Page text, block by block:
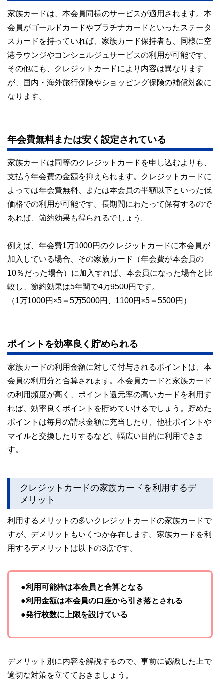
家族カードは、本会員同様のサービスが適用されます。本
会員がゴールドカードやプラチナカードといったステータ
スカードを持っていれば、家族カード保持者も、同様に空
港ラウンジやコンシェルジュサービスの利用が可能です。
その他にも、クレジットカードにより内容は異なります
が、国内・海外旅行保険やショッピング保険の補償対象に
なります。
年会費無料または安く設定されている
家族カードは同等のクレジットカードを申し込むよりも、
支払う年会費の金額を抑えられます。クレジットカードに
よっては年会費無料、または本会員の半額以下といった低
価格での利用が可能です。長期間にわたって保有するので
あれば、節約効果も得られるでしょう。
例えば、年会費1万1000円のクレジットカードに本会員が
加入している場合、その家族カード（年会費が本会員の
10％だった場合）に加入すれば、本会員になった場合と比
較し、節約効果は5年間で4万9500円です。
（1万1000円×5＝5万5000円、1100円×5＝5500円）
ポイントを効率良く貯められる
家族カードの利用金額に対して付与されるポイントは、本
会員の利用分と合算されます。本会員カードと家族カード
の利用頻度が高く、ポイント還元率の高いカードを利用す
れば、効率良くポイントを貯めていけるでしょう。貯めた
ポイントは毎月の請求金額に充当したり、他社ポイントや
マイルと交換したりするなど、幅広い目的に利用できま
す。
クレジットカードの家族カードを利用するデ
メリット
利用するメリットの多いクレジットカードの家族カードで
すが、デメリットもいくつか存在します。家族カードを利
用するデメリットは以下の3点です。
●利用可能枠は本会員と合算となる
●利用金額は本会員の口座から引き落とされる
●発行枚数に上限を設けている
デメリット別に内容を解説するので、事前に認識した上で
適切な対策を立てておきましょう。